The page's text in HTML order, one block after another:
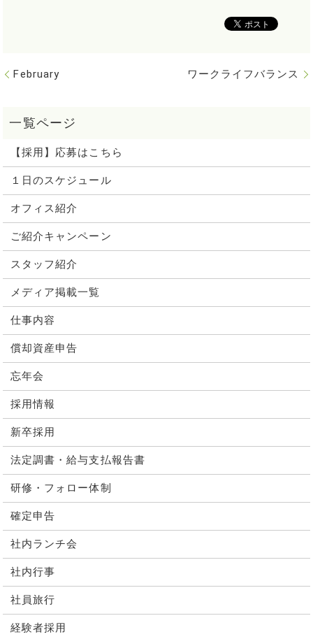
February ワークライフバランス
【採用】応募はこちら
１日のスケジュール
オフィス紹介
ご紹介キャンペーン
スタッフ紹介
メディア掲載一覧
仕事内容
償却資産申告
忘年会
採用情報
新卒採用
法定調書・給与支払報告書
研修・フォロー体制
確定申告
社内ランチ会
社内行事
社員旅行
経験者採用